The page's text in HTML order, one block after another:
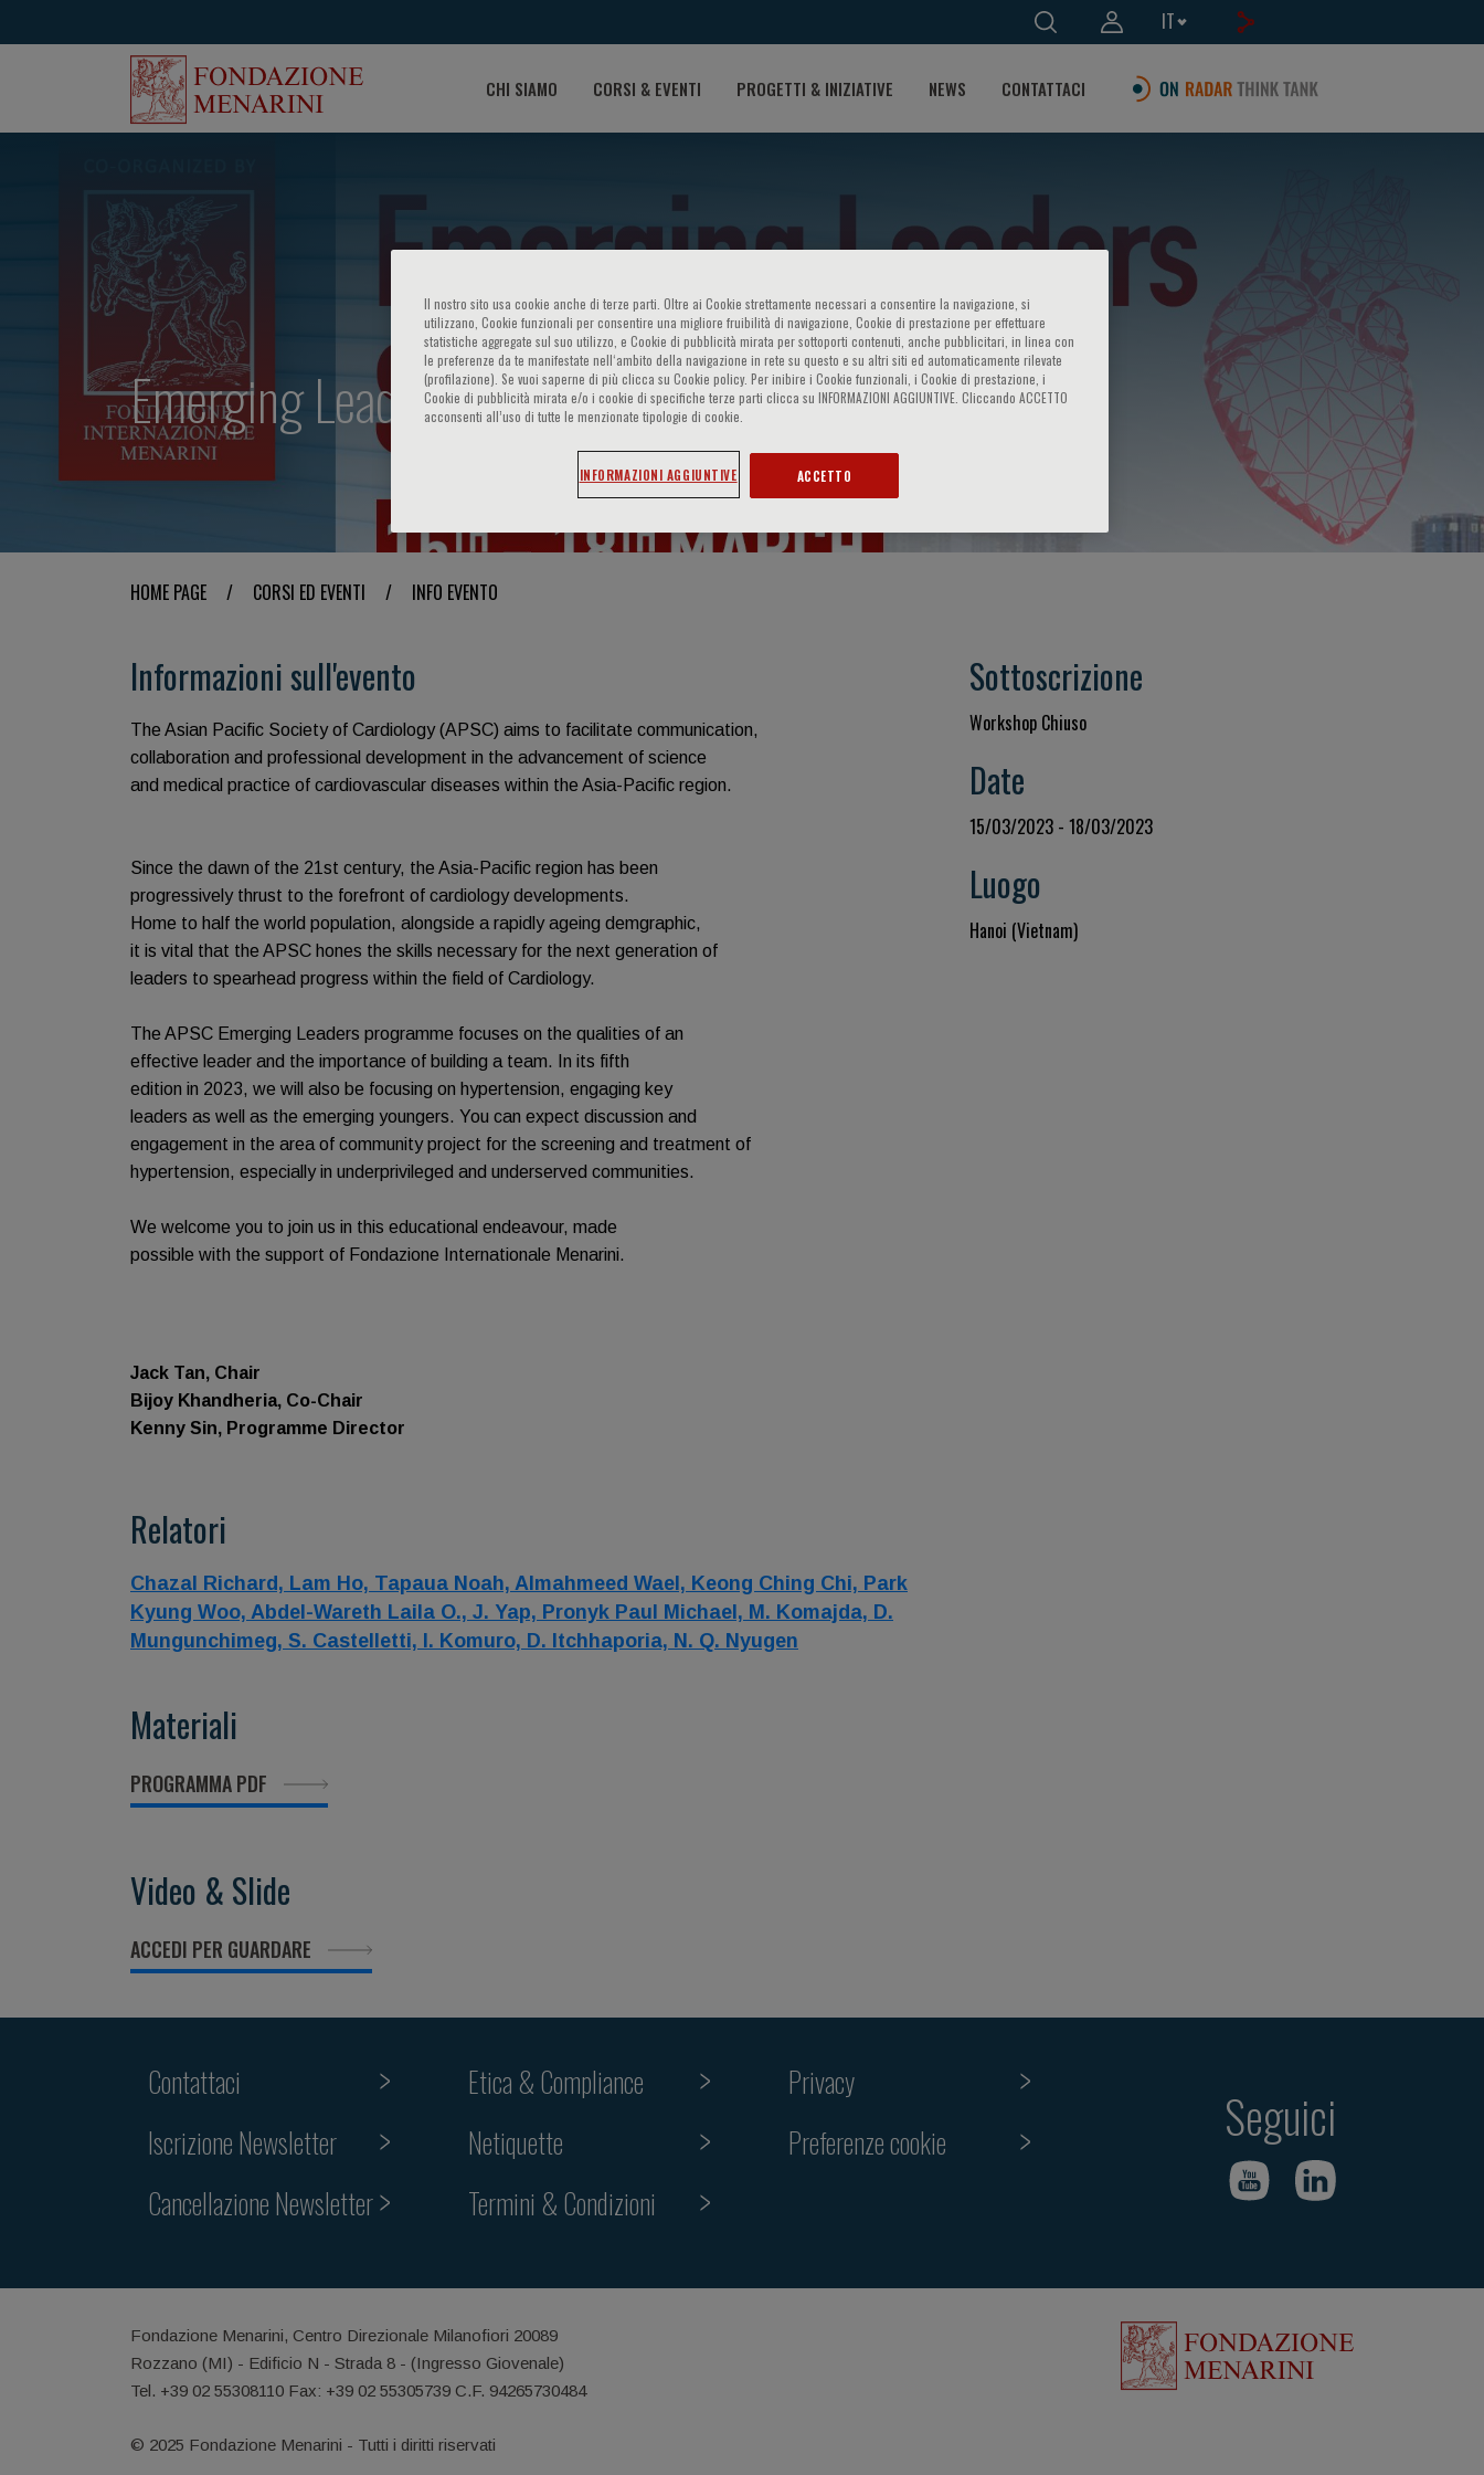
IT
CHI SIAMO CORSI & EVENTI PROGETTI & INIZIATIVE NEWS CONTATTACI
Emerging Leaders Scholarship 2023
HOME PAGE / CORSI ED EVENTI / INFO EVENTO
Informazioni sull'evento
The Asian Pacific Society of Cardiology (APSC) aims to facilitate communication,
collaboration and professional development in the advancement of science
and medical practice of cardiovascular diseases within the Asia-Pacific region.
Since the dawn of the 21st century, the Asia-Pacific region has been
progressively thrust to the forefront of cardiology developments.
Home to half the world population, alongside a rapidly ageing demgraphic,
it is vital that the APSC hones the skills necessary for the next generation of
leaders to spearhead progress within the field of Cardiology.
The APSC Emerging Leaders programme focuses on the qualities of an
effective leader and the importance of building a team. In its fifth
edition in 2023, we will also be focusing on hypertension, engaging key
leaders as well as the emerging youngers. You can expect discussion and
engagement in the area of community project for the screening and treatment of
hypertension, especially in underprivileged and underserved communities.
We welcome you to join us in this educational endeavour, made
possible with the support of Fondazione Internationale Menarini.
Jack Tan, Chair
Bijoy Khandheria, Co-Chair
Kenny Sin, Programme Director
Relatori
Chazal Richard, Lam Ho, Tapaua Noah, Almahmeed Wael, Keong Ching Chi, Park
Kyung Woo, Abdel-Wareth Laila O., J. Yap, Pronyk Paul Michael, M. Komajda, D.
Mungunchimeg, S. Castelletti, I. Komuro, D. Itchhaporia, N. Q. Nyugen
Materiali
PROGRAMMA PDF
Video & Slide
ACCEDI PER GUARDARE
Sottoscrizione
Workshop Chiuso
Date
15/03/2023 - 18/03/2023
Luogo
Hanoi (Vietnam)
Contattaci
Iscrizione Newsletter
Cancellazione Newsletter
Etica & Compliance
Netiquette
Termini & Condizioni
Privacy
Preferenze cookie
Seguici
Fondazione Menarini, Centro Direzionale Milanofiori 20089
Rozzano (MI) - Edificio N - Strada 8 - (Ingresso Giovenale)
Tel. +39 02 55308110 Fax: +39 02 55305739 C.F. 94265730484
© 2025 Fondazione Menarini - Tutti i diritti riservati
Il nostro sito usa cookie anche di terze parti. Oltre ai Cookie strettamente necessari a consentire la navigazione, si
utilizzano, Cookie funzionali per consentire una migliore fruibilità di navigazione, Cookie di prestazione per effettuare
statistiche aggregate sul suo utilizzo, e Cookie di pubblicità mirata per sottoporti contenuti, anche pubblicitari, in linea con
le preferenze da te manifestate nell‘ambito della navigazione in rete su questo e su altri siti ed automaticamente rilevate
(profilazione). Se vuoi saperne di più clicca su Cookie policy. Per inibire i Cookie funzionali, i Cookie di prestazione, i
Cookie di pubblicità mirata e/o i cookie di specifiche terze parti clicca su INFORMAZIONI AGGIUNTIVE. Cliccando ACCETTO
acconsenti all’uso di tutte le menzionate tipologie di cookie.
INFORMAZIONI AGGIUNTIVE ACCETTO